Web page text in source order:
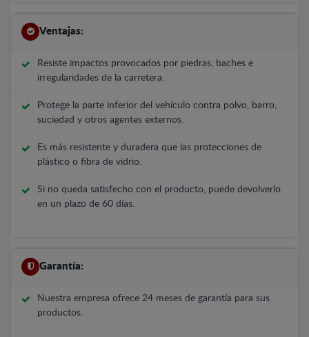
Ventajas:
Resiste impactos provocados por piedras, baches e
irregularidades de la carretera.
Protege la parte inferior del vehículo contra polvo, barro,
suciedad y otros agentes externos.
Es más resistente y duradera que las protecciones de
plástico o fibra de vidrio.
Si no queda satisfecho con el producto, puede devolverlo
en un plazo de 60 días.
Garantía:
Nuestra empresa ofrece 24 meses de garantía para sus
productos.